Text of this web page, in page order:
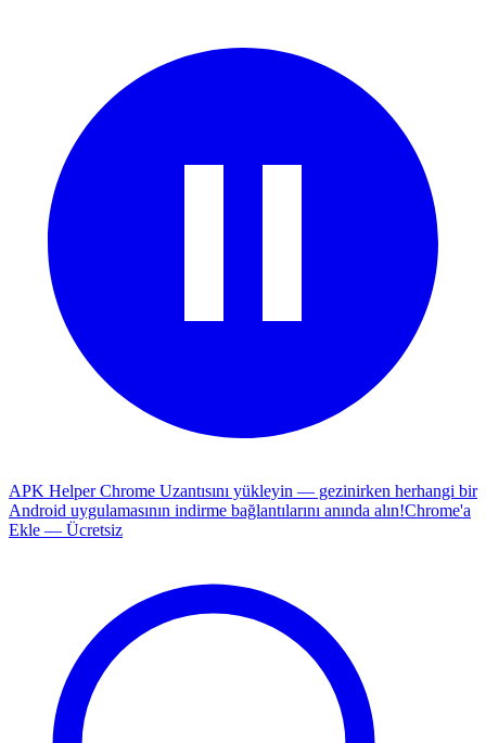
APK Helper Chrome Uzantısını yükleyin — gezinirken herhangi bir
Android uygulamasının indirme bağlantılarını anında alın!Chrome'a
Ekle — Ücretsiz